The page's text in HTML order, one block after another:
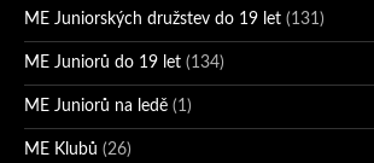
ME Juniorských družstev do 19 let (131)
ME Juniorů do 19 let (134)
ME Juniorů na ledě (1)
ME Klubů (26)